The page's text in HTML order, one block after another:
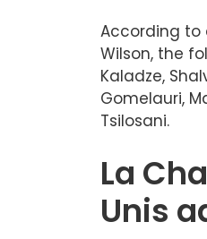
According to
Wilson, the
Kaladze,
Gomelauri,
Tsilosani.
La
Unis